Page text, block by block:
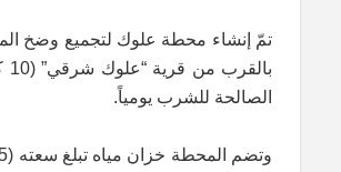
الصالحة للشرب يومياً.